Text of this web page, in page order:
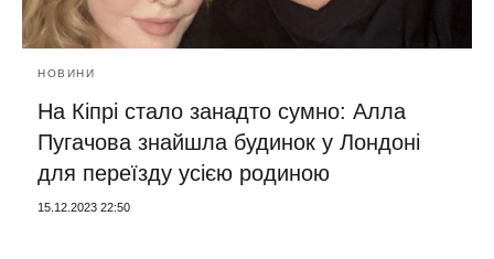
НОВИНИ
На Кіпрі стало занадто сумно: Алла
Пугачова знайшла будинок у Лондоні
для переїзду усією родиною
15.12.2023 22:50